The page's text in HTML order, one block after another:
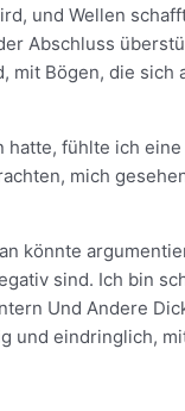
und Wellen
Abschluss
Bögen, die
fühlte ich
mich
könnte
sind. Ich bin
Und Andere
eindringlich,